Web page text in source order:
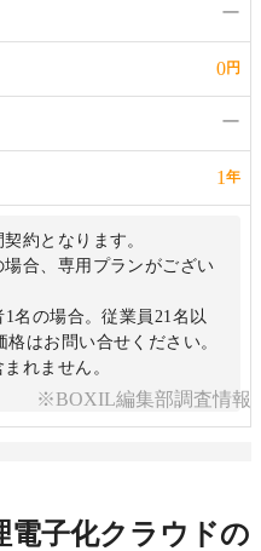
ー
0円
ー
1 年
約となります。
合、専用プランがござい
名の場合。従業員21名以
格はお問い合せください。
れません。
※BOXIL編集部調査情報
電子化クラウドの